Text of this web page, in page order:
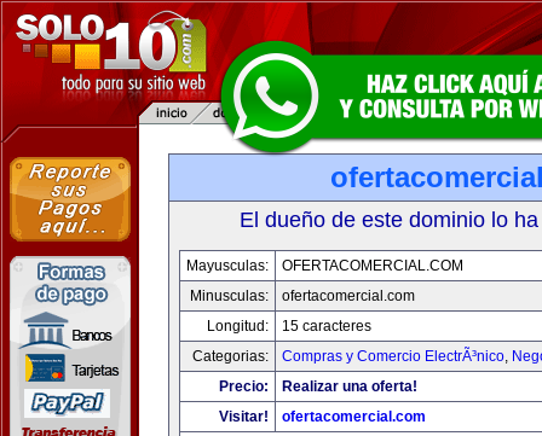
El dueño de este dominio lo
Mayusculas:
OFERTACOMERCIAL.COM
Minusculas:
ofertacomercial.com
Longitud:
15 caracteres
Categorias:
Compras y Comercio ElectrÃ³nico,
Precio:
Realizar una oferta!
Visitar!
ofertacomercial.com